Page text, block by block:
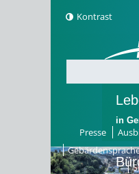
Kontrast
Presse
in